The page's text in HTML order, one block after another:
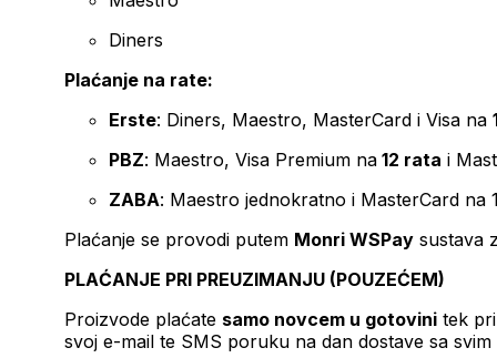
Diners
Plaćanje na rate:
Erste: Diners, Maestro, MasterCard i Visa na
PBZ: Maestro, Visa Premium na 12 rata i
ZABA: Maestro jednokratno i MasterCard na
Plaćanje se provodi putem Monri WSPay sustava
PLAĆANJE PRI PREUZIMANJU (POUZEĆEM)
Proizvode plaćate samo novcem u gotovini tek
svoj e-mail te SMS poruku na dan dostave sa svim